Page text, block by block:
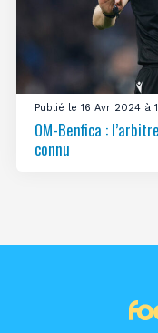
Publié le 16 Avr 2024 à
OM-Benfica :
connu